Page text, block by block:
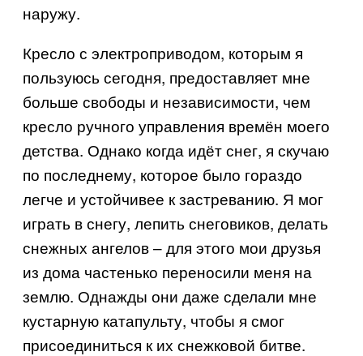
наружу.
Кресло с электроприводом, которым я
пользуюсь сегодня, предоставляет мне
больше свободы и независимости, чем
кресло ручного управления времён моего
детства. Однако когда идёт снег, я скучаю
по последнему, которое было гораздо
легче и устойчивее к застреванию. Я мог
играть в снегу, лепить снеговиков, делать
снежных ангелов – для этого мои друзья
из дома частенько переносили меня на
землю. Однажды они даже сделали мне
кустарную катапульту, чтобы я смог
присоединиться к их снежковой битве.